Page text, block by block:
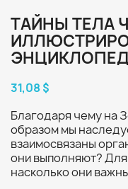
ТАЙНЫ ТЕЛА
31,08 $
Благодаря чему на
образом мы
взаимосвязаны
они выполняют?
насколько они